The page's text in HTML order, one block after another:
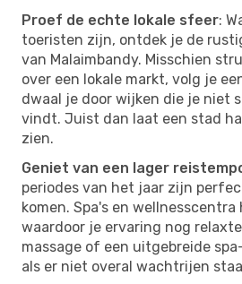
Proef de echte lokale sfeer:
toeristen zijn, ontdek je de
van Malaimbandy. Misschien
over een lokale markt, volg je
dwaal je door wijken die je niet
vindt. Juist dan laat een stad
zien.
Geniet van een lager
periodes van het jaar zijn
komen. Spa's en wellnesscentra
waardoor je ervaring nog
massage of een uitgebreide
als er niet overal wachtrijen